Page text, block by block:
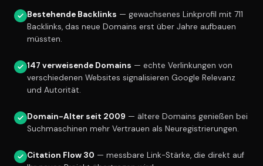
Bestehende Backlinks — gewachsenes Linkprofil mit 711
Backlinks, das neue Domains erst über Jahre aufbauen
müssten.
147 verweisende Domains — echte Verlinkungen von
verschiedenen Websites signalisieren Google Relevanz
und Autorität.
Domain-Alter seit 2009 — ältere Domains genießen bei
Suchmaschinen mehr Vertrauen als Neuregistrierungen.
Citation Flow 30 — messbare Link-Stärke, die direkt auf